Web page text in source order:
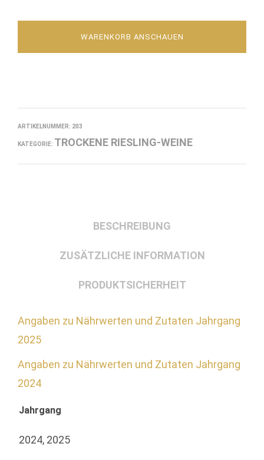
WARENKORB ANSCHAUEN
ARTIKELNUMMER: 203
KATEGORIE: TROCKENE RIESLING-WEINE
BESCHREIBUNG
ZUSÄTZLICHE INFORMATION
PRODUKTSICHERHEIT
Angaben zu Nährwerten und Zutaten Jahrgang
2025
Angaben zu Nährwerten und Zutaten Jahrgang
2024
Jahrgang
2024, 2025